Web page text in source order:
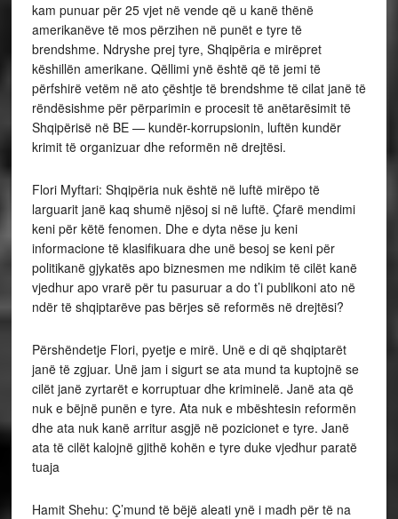
kam punuar për 25 vjet në vende që u kanë thënë
amerikanëve të mos përzihen në punët e tyre të
brendshme. Ndryshe prej tyre, Shqipëria e mirëpret
këshillën amerikane. Qëllimi ynë është që të jemi të
përfshirë vetëm në ato çështje të brendshme të cilat janë të
rëndësishme për përparimin e procesit të anëtarësimit të
Shqipërisë në BE — kundër-korrupsionin, luftën kundër
krimit të organizuar dhe reformën në drejtësi.
Flori Myftari: Shqipëria nuk është në luftë mirëpo të
larguarit janë kaq shumë njësoj si në luftë. Çfarë mendimi
keni për këtë fenomen. Dhe e dyta nëse ju keni
informacione të klasifikuara dhe unë besoj se keni për
politikanë gjykatës apo biznesmen me ndikim të cilët kanë
vjedhur apo vrarë për tu pasuruar a do t’i publikoni ato në
ndër të shqiptarëve pas bërjes së reformës në drejtësi?
Përshëndetje Flori, pyetje e mirë. Unë e di që shqiptarët
janë të zgjuar. Unë jam i sigurt se ata mund ta kuptojnë se
cilët janë zyrtarët e korruptuar dhe kriminelë. Janë ata që
nuk e bëjnë punën e tyre. Ata nuk e mbështesin reformën
dhe ata nuk kanë arritur asgjë në pozicionet e tyre. Janë
ata të cilët kalojnë gjithë kohën e tyre duke vjedhur paratë
tuaja
Hamit Shehu: Ç’mund të bëjë aleati ynë i madh për të na